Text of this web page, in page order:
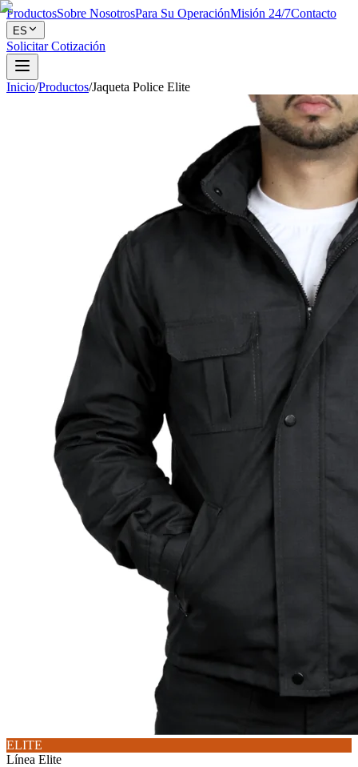
ProductosSobre NosotrosPara Su OperaciónMisión 24/7Contacto
ES
Solicitar Cotización
Inicio/Productos/Jaqueta Police Elite
ELITE
Línea Elite